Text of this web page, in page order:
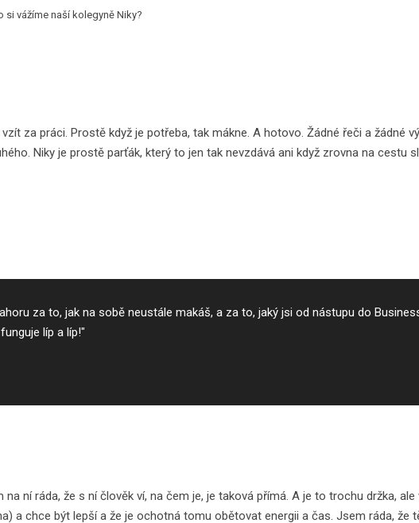
si vážíme naší kolegyně Niky?
vzít za práci. Prostě když je potřeba, tak mákne. A hotovo. Žádné řeči a žádné
Niky je prostě parťák, který to jen tak nevzdává ani když zrovna na cestu
za to, jak na sobě neustále makáš, a za to, jaký jsi od nástupu do
líp a líp!"
na ní ráda, že s ní člověk ví, na čem je, je taková přímá. A je to trochu držka,
a chce být lepší a že je ochotná tomu obětovat energii a čas. Jsem ráda, že